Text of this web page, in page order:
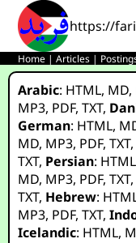
https://
Home |Articles |
Arabic: HTML, MD,
MP3, PDF,TXT,
German: HTML,
MD, MP3, PDF,TXT
TXT, Persian: HTML
MD, MP3, PDF,TXT,
TXT, Hebrew:
MP3, PDF,TXT,
Icelandic: HTML,